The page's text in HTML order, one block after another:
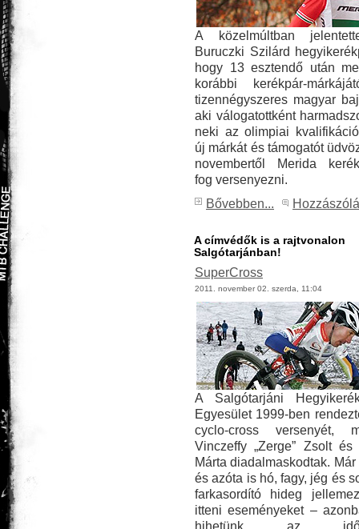
A közelmúltban
Buruczki Szilárd
hogy 13 esztendő után
korábbi kerékpár-
tizennégyszeres magyar
aki válogatottként
neki az olimpiai
új márkát és támogatót
novembertől Merida
fog versenyezni.
Bővebben...
A címvédők is a rajtvonalon
Salgótarjánban!
SuperCross
2011. november 02. szerda, 11:04
A Salgótarjáni
Egyesület 1999-ben
cyclo-cross versenyét,
Vinczeffy „Zerge” Zsolt és
Márta diadalmaskodtak. Már
és azóta is hó, fagy, jég és
farkasordító hideg
itteni eseményeket –
hihetünk az